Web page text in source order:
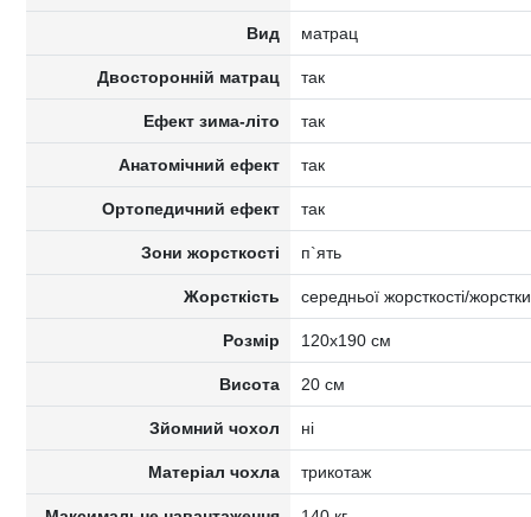
Вид матрац
Двосторонній матрац так
Ефект зима-літо так
Анатомічний ефект так
Ортопедичний ефект так
Зони жорсткості п`ять
Жорсткість середньої жорсткості/
Розмір 120x190 см
Висота 20 см
Зйомний чохол ні
Матеріал чохла трикотаж